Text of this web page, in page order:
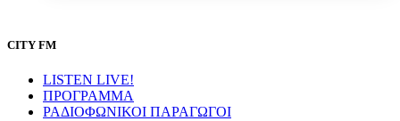
CITY FM
LISTEN LIVE!
ΠΡΟΓΡΑΜΜΑ
ΡΑΔΙΟΦΩΝΙΚΟΙ ΠΑΡΑΓΩΓΟΙ